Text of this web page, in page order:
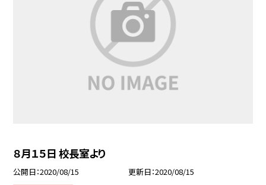
８月１５日 校長室より
公開日 2020/08/15 更新日 2020/08/15